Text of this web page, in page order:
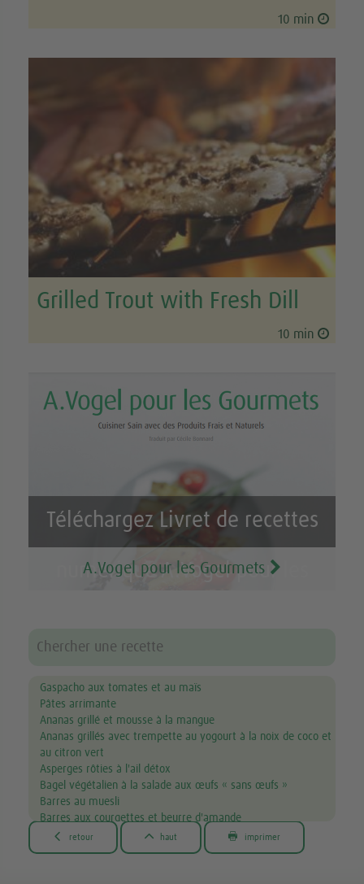
10 min
Grilled Trout with Fresh Dill
10 min
Téléchargez Livret de recettes
numérique A.Vogel pour les
A.Vogel pour les Gourmets
Gaspacho aux tomates et au maïs
Pâtes arrimante
Ananas grillé et mousse à la mangue
Ananas grillés avec trempette au yogourt à la noix de coco et
au citron vert
Asperges rôties à l'ail détox
Bagel végétalien à la salade aux œufs « sans œufs »
Barres au muesli
Barres aux courgettes et beurre d'amande
Barres tendres maison choco-banane
Bavette avec sauce aux champignons
 retour  haut  imprimer